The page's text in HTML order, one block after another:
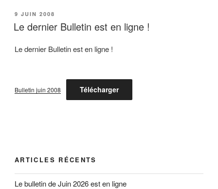
PUBLIÉ
LE
9 JUIN 2008
Le dernier Bulletin est en ligne !
Le dernier Bulletin est en ligne !
Bulletin juin 2008 Télécharger
ARTICLES RÉCENTS
Le bulletin de Juin 2026 est en ligne